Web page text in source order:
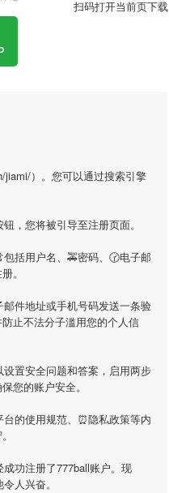
扫码打开当前页下载
）。您可以通过搜索引擎
，您将被引导至注册页面。
括用户名、🚕密码、🕝电子邮
。
件地址或手机号码发送一条验
止不法分子滥用您的个人信
置安全问题和答案，启用两步
您的账户安全。
的使用规范、⏰隐私政策等内
功注册了777ball账户。现
人兴奋。